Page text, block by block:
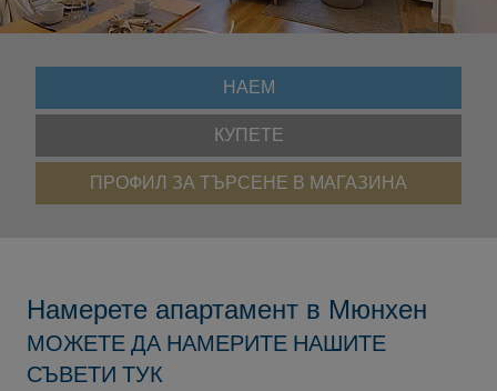
НАЕМ
КУПЕТЕ
ПРОФИЛ ЗА ТЪРСЕНЕ В МАГАЗИНА
Намерете апартамент в Мюнхен
МОЖЕТЕ ДА НАМЕРИТЕ НАШИТЕ
СЪВЕТИ ТУК